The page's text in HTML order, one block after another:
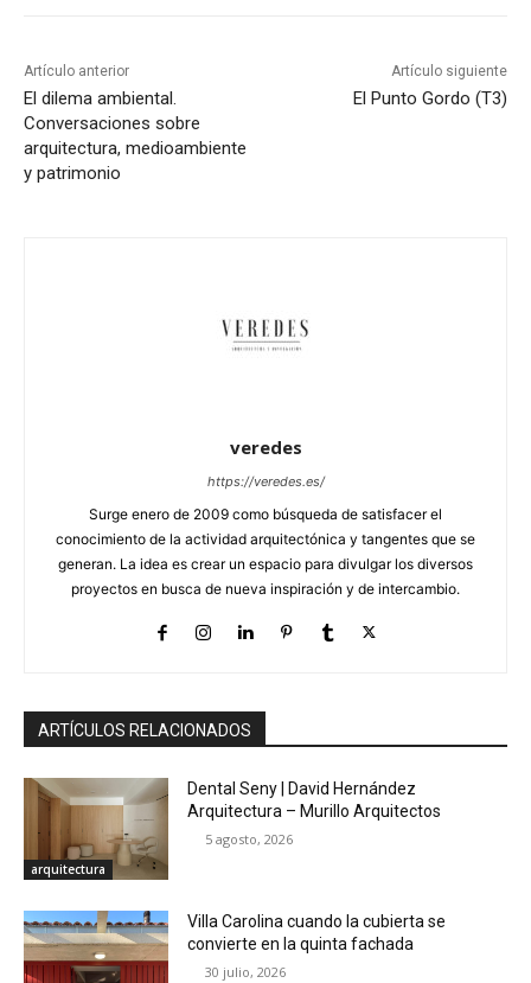
Artículo anterior
El dilema ambiental.
Conversaciones sobre
arquitectura, medioambiente
y patrimonio
Artículo siguiente
El Punto Gordo (T3)
veredes
https://veredes.es/
Surge enero de 2009 como búsqueda de satisfacer el
conocimiento de la actividad arquitectónica y tangentes que se
generan. La idea es crear un espacio para divulgar los diversos
proyectos en busca de nueva inspiración y de intercambio.
ARTÍCULOS RELACIONADOS
arquitectura
Dental Seny | David Hernández
Arquitectura – Murillo Arquitectos
5 agosto, 2026
Villa Carolina cuando la cubierta se
convierte en la quinta fachada
30 julio, 2026